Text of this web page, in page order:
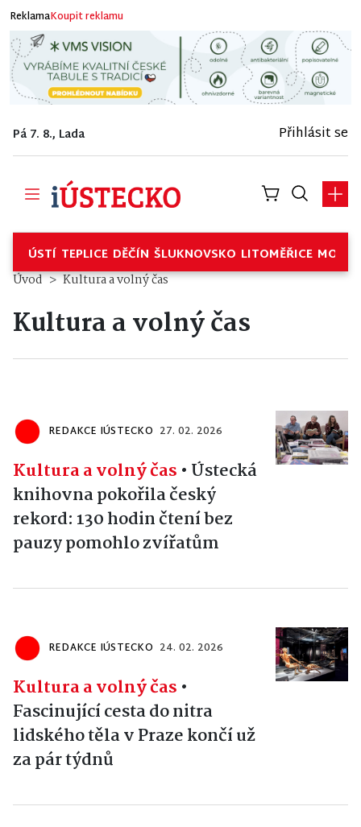
ReklamaKoupit reklamu
Pá 7. 8., Lada Přihlásit se
ÚSTÍ TEPLICE DĚČÍN ŠLUKNOVSKO LITOMĚŘICE
Úvod Kultura a volný čas
Kultura a volný čas
REDAKCE IÚSTECKO 27. 02. 2026
Kultura a volný čas • Ústecká
knihovna pokořila český
rekord: 130 hodin čtení bez
pauzy pomohlo zvířatům
REDAKCE IÚSTECKO 24. 02. 2026
Kultura a volný čas •
Fascinující cesta do nitra
lidského těla v Praze končí už
za pár týdnů